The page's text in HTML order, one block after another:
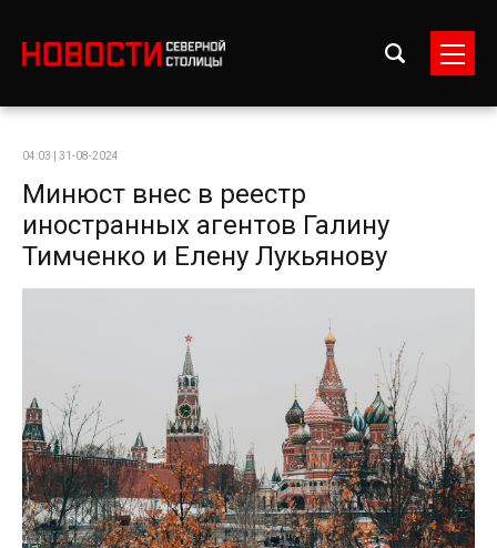
04:03 | 31-08-2024
Минюст внес в реестр
иностранных агентов Галину
Тимченко и Елену Лукьянову